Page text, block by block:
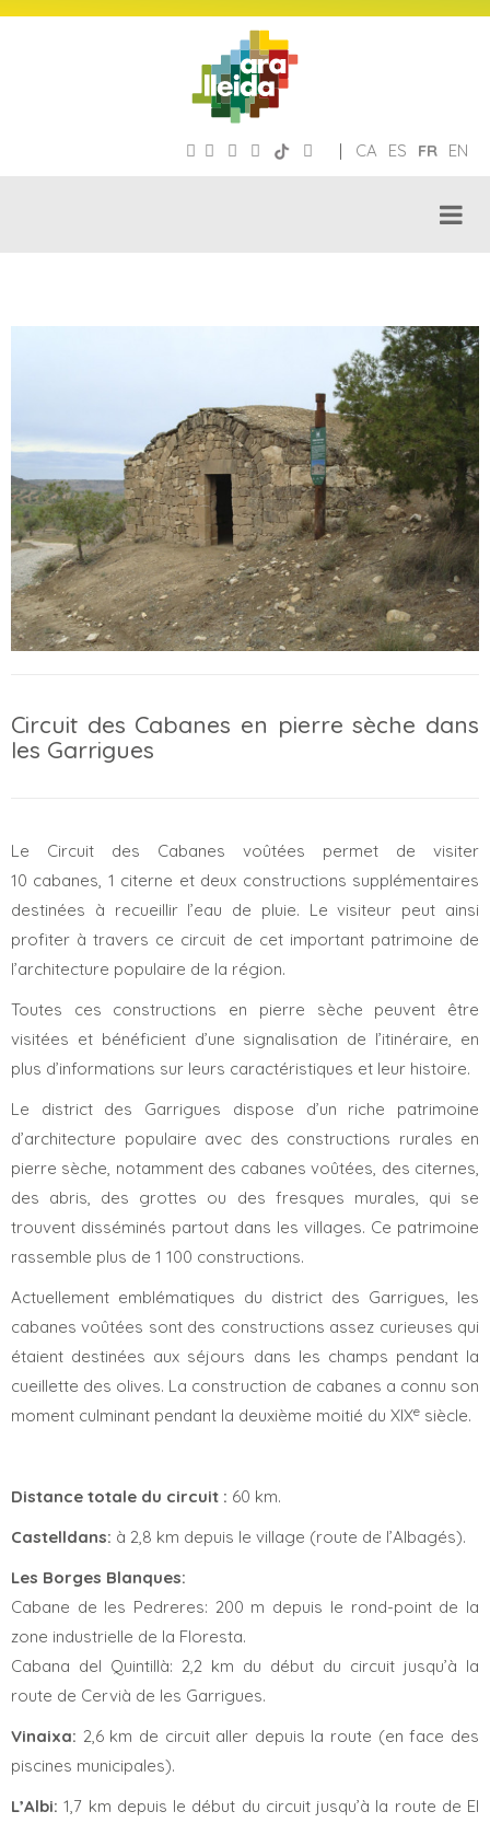
CA ES FR EN
|
Circuit des Cabanes en pierre sèche dans
les Garrigues
Le Circuit des Cabanes voûtées permet de visiter
10 cabanes, 1 citerne et deux constructions supplémentaires
destinées à recueillir l’eau de pluie. Le visiteur peut ainsi
profiter à travers ce circuit de cet important patrimoine de
l’architecture populaire de la région.
Toutes ces constructions en pierre sèche peuvent être
visitées et bénéficient d’une signalisation de l’itinéraire, en
plus d’informations sur leurs caractéristiques et leur histoire.
Le district des Garrigues dispose d’un riche patrimoine
d’architecture populaire avec des constructions rurales en
pierre sèche, notamment des cabanes voûtées, des citernes,
des abris, des grottes ou des fresques murales, qui se
trouvent disséminés partout dans les villages. Ce patrimoine
rassemble plus de 1 100 constructions.
Actuellement emblématiques du district des Garrigues, les
cabanes voûtées sont des constructions assez curieuses qui
étaient destinées aux séjours dans les champs pendant la
cueillette des olives. La construction de cabanes a connu son
moment culminant pendant la deuxième moitié du XIXe siècle.
Distance totale du circuit : 60 km.
Castelldans: à 2,8 km depuis le village (route de l’Albagés).
Les Borges Blanques:
Cabane de les Pedreres: 200 m depuis le rond-point de la
zone industrielle de la Floresta.
Cabana del Quintillà: 2,2 km du début du circuit jusqu’à la
route de Cervià de les Garrigues.
Vinaixa: 2,6 km de circuit aller depuis la route (en face des
piscines municipales).
L’Albi: 1,7 km depuis le début du circuit jusqu’à la route de El